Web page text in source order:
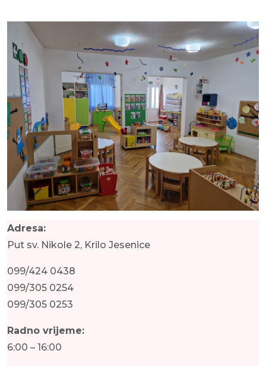
Adresa:
Put sv. Nikole 2, Krilo Jesenice
099/424 0438
099/305 0254
099/305 0253
Radno vrijeme:
6:00 – 16:00